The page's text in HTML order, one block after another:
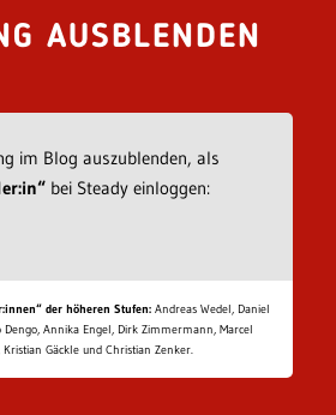
AUSBLENDEN
im Blog auszublenden, als
bei Steady einloggen:
der höheren Stufen: Andreas Wedel, Daniel
Dengo, Annika Engel, Dirk Zimmermann, Marcel
Gäckle und Christian Zenker.